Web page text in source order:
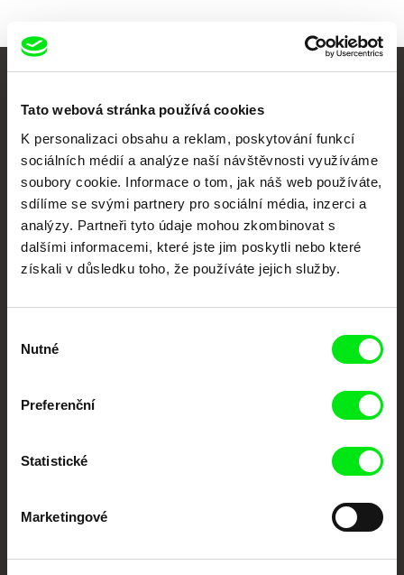
Tato webová stránka používá cookies
K personalizaci obsahu a reklam, poskytování funkcí
sociálních médií a analýze naší návštěvnosti využíváme
soubory cookie. Informace o tom, jak náš web používáte,
sdílíme se svými partnery pro sociální média, inzerci a
analýzy. Partneři tyto údaje mohou zkombinovat s
dalšími informacemi, které jste jim poskytli nebo které
získali v důsledku toho, že používáte jejich služby.
souhlasu
Nutné
Preferenční
Statistické
Marketingové
Vaše online
dokumentární kino
Nové festivalové filmy
každý týden
Portál DAFilms.cz je výsledkem tvůrčí spolupráce 7 klíčových evropských
festivalů dokumentárního filmu sdružených do Doc Alliance. Naším cílem je
posouvat hranice dokumentárního filmu, propagovat jeho rozmanitost a